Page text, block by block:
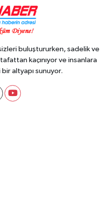
buluştururken, sadelik ve
kaçınıyor ve insanlara
altyapı sunuyor.